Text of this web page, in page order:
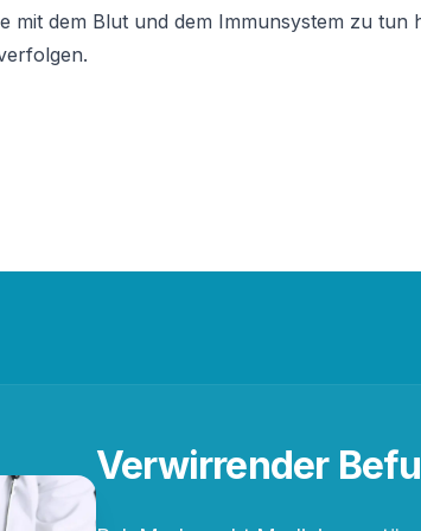
mit dem Blut und dem Immunsystem zu
Verwirrender